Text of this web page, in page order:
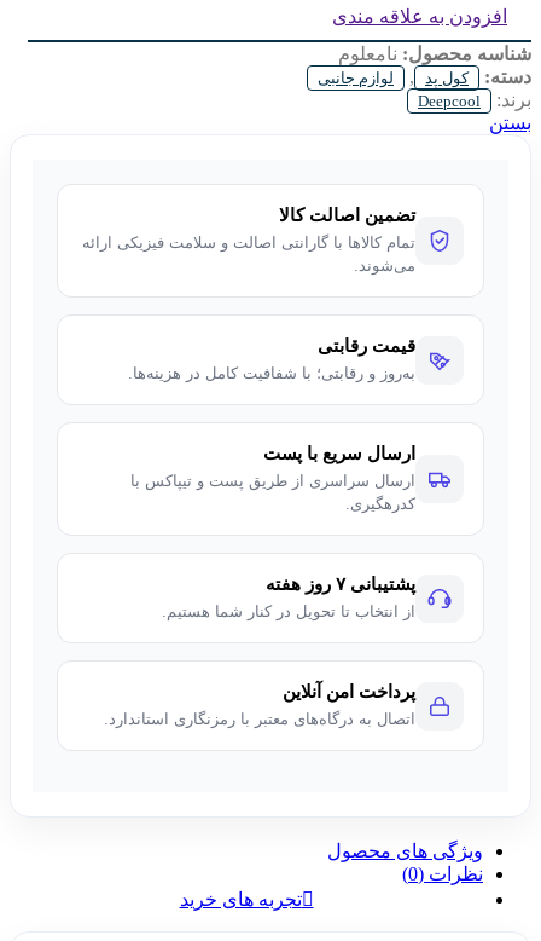
افزودن به علاقه مندی
شناسه محصول: نامعلوم
دسته:
کول پد , لوازم جانبی
برند: Deepcool
بستن
تضمین اصالت کالا
تمام کالاها با گارانتی اصالت و سلامت فیزیکی ارائه
می‌شوند.
قیمت رقابتی
به‌روز و رقابتی؛ با شفافیت کامل در هزینه‌ها.
ارسال سریع با پست
ارسال سراسری از طریق پست و تیپاکس با
کدرهگیری.
پشتیبانی ۷ روز هفته
از انتخاب تا تحویل در کنار شما هستیم.
پرداخت امن آنلاین
اتصال به درگاه‌های معتبر با رمزنگاری استاندارد.
ویژگی های محصول
نظرات (0)
تجربه های خرید